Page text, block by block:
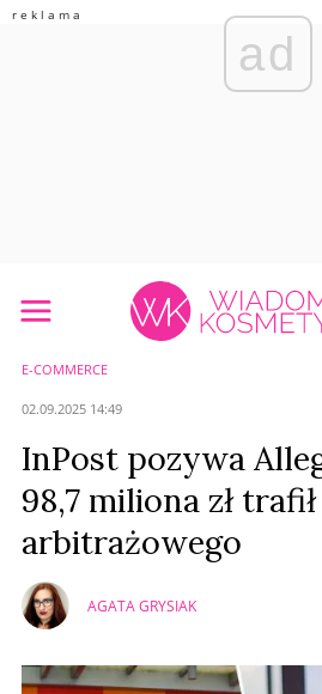
ad
E-COMMERCE
02.09.2025 14:49
InPost pozywa
98,7 miliona zł
arbitrażowego
AGATA GRYSIAK